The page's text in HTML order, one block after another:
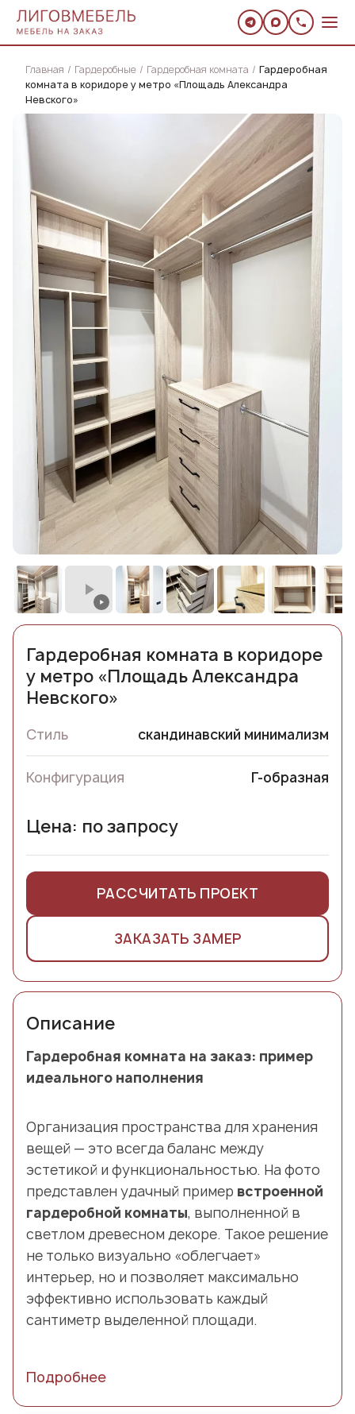
Главная Гардеробные Гардеробная комната
Гардеробная
комната в коридоре у метро «Площадь Александра
Невского»
Гардеробная комната в коридоре
у метро «Площадь Александра
Невского»
Стиль скандинавский минимализм
Конфигурация Г-образная
Цена: по запросу
РАССЧИТАТЬ ПРОЕКТ
ЗАКАЗАТЬ ЗАМЕР
Описание
Гардеробная комната на заказ: пример
идеального наполнения
Организация пространства для хранения
вещей — это всегда баланс между
эстетикой и функциональностью. На фото
представлен удачный пример встроенной
гардеробной комнаты, выполненной в
светлом древесном декоре. Такое решение
не только визуально «облегчает»
интерьер, но и позволяет максимально
эффективно использовать каждый
сантиметр выделенной площади.
Подробнее